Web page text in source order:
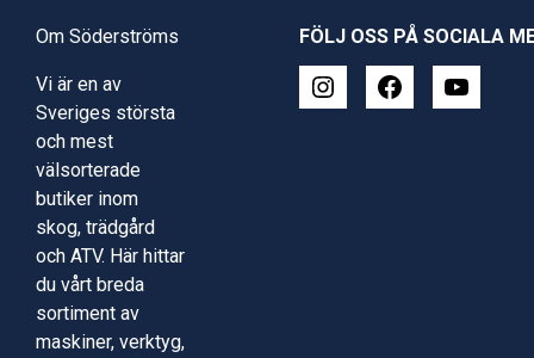
Om Söderströms
Vi är en av
Sveriges största
och mest
välsorterade
butiker inom
skog, trädgård
och ATV. Här hittar
du vårt breda
sortiment av
maskiner, verktyg,
FÖLJ OSS PÅ SOCIALA